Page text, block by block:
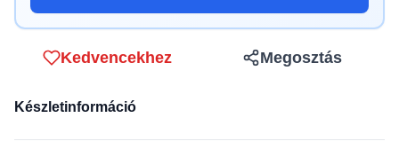
Kedvencekhez Megosztás
Készletinformáció